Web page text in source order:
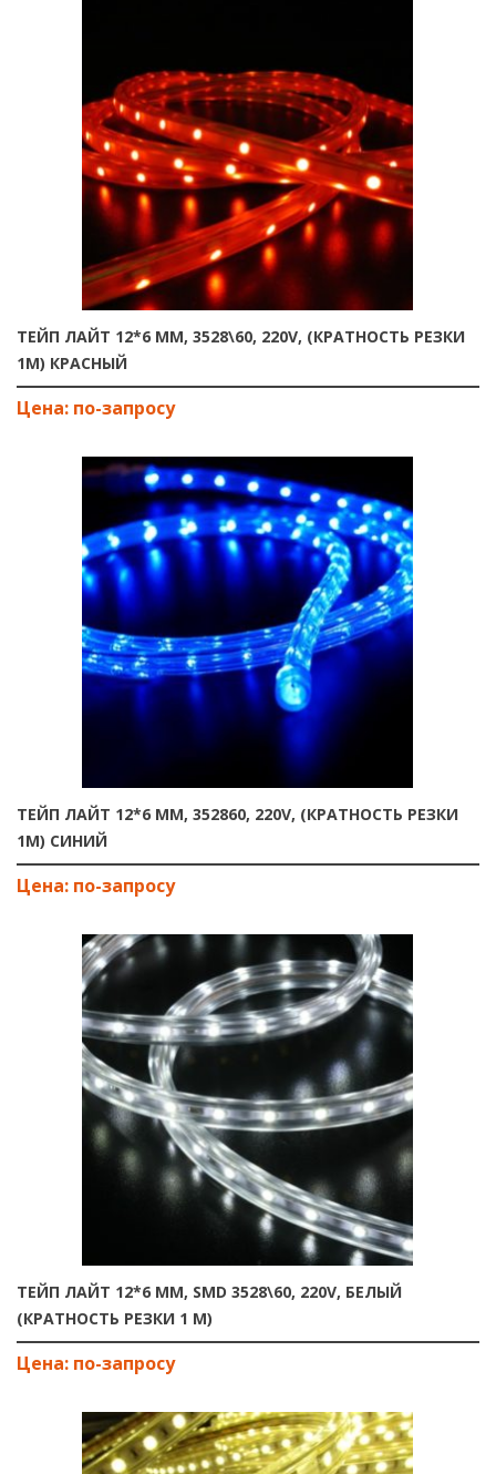
ТЕЙП ЛАЙТ 12*6 ММ, 3528\60, 220V, (КРАТНОСТЬ РЕЗКИ
1М) КРАСНЫЙ
ТЕЙП ЛАЙТ 12*6 ММ, 352860, 220V, (КРАТНОСТЬ РЕЗКИ
1М) СИНИЙ
ТЕЙП ЛАЙТ 12*6 ММ, SMD 3528\60, 220V, БЕЛЫЙ
(КРАТНОСТЬ РЕЗКИ 1 М)